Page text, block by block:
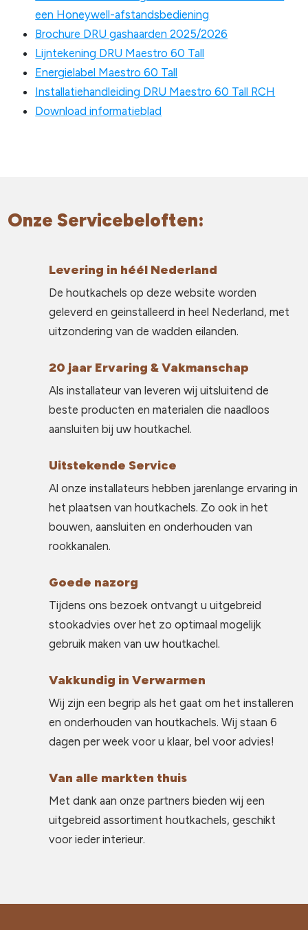
een Honeywell-afstandsbediening
Brochure DRU gashaarden 2025/2026
Lijntekening DRU Maestro 60 Tall
Energielabel Maestro 60 Tall
Installatiehandleiding DRU Maestro 60 Tall RCH
Download informatieblad
Onze Servicebeloften:
Levering in héél Nederland
De houtkachels op deze website worden
geleverd en geinstalleerd in heel Nederland, met
uitzondering van de wadden eilanden.
20 jaar Ervaring & Vakmanschap
Als installateur van leveren wij uitsluitend de
beste producten en materialen die naadloos
aansluiten bij uw houtkachel.
Uitstekende Service
Al onze installateurs hebben jarenlange ervaring in
het plaatsen van houtkachels. Zo ook in het
bouwen, aansluiten en onderhouden van
rookkanalen.
Goede nazorg
Tijdens ons bezoek ontvangt u uitgebreid
stookadvies over het zo optimaal mogelijk
gebruik maken van uw houtkachel.
Vakkundig in Verwarmen
Wij zijn een begrip als het gaat om het installeren
en onderhouden van houtkachels. Wij staan 6
dagen per week voor u klaar, bel voor advies!
Van alle markten thuis
Met dank aan onze partners bieden wij een
uitgebreid assortiment houtkachels, geschikt
voor ieder interieur.